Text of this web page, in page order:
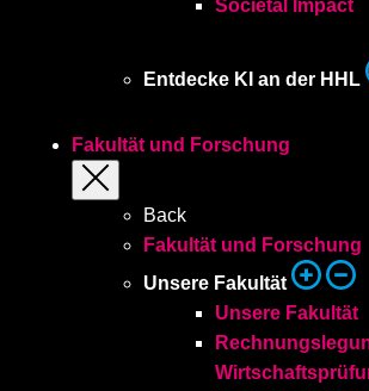
Societal Impact
Entdecke KI an der HHL
Fakultät und Forschung
Back
Fakultät und Forschung
Unsere Fakultät
Unsere Fakultät